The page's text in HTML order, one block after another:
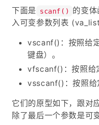
下面是 scanf()
的变
入可变参数列表
vscanf()：按照给
键盘）。
vfscanf()：按照给
vsscanf()：按照给
它们的原型如下，跟对
除了最后一个参数是可